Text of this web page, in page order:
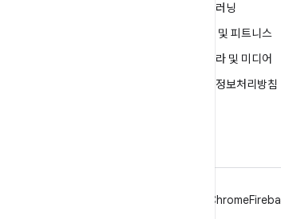
머신러닝
건강 및 피트니스
카메라 및 미디어
개인정보처리방침
Chrome